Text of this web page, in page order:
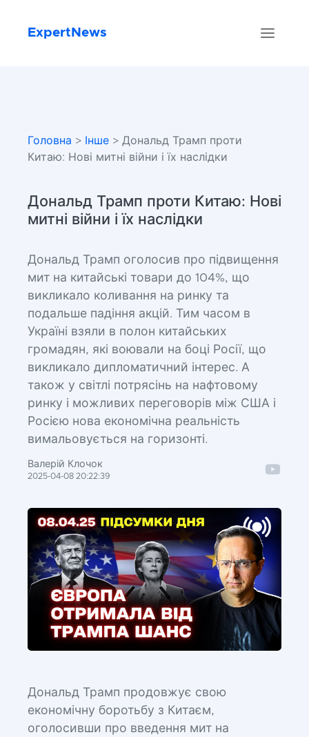
ExpertNews
Головна > Інше > Дональд Трамп проти
Китаю: Нові митні війни і їх наслідки
Дональд Трамп проти Китаю: Нові
митні війни і їх наслідки
Дональд Трамп оголосив про підвищення
мит на китайські товари до 104%, що
викликало коливання на ринку та
подальше падіння акцій. Тим часом в
Україні взяли в полон китайських
громадян, які воювали на боці Росії, що
викликало дипломатичний інтерес. А
також у світлі потрясінь на нафтовому
ринку і можливих переговорів між США і
Росією нова економічна реальність
вимальовується на горизонті.
Валерій Клочок
2025-04-08 20:22:39
Дональд Трамп продовжує свою
економічну боротьбу з Китаєм,
оголосивши про введення мит на